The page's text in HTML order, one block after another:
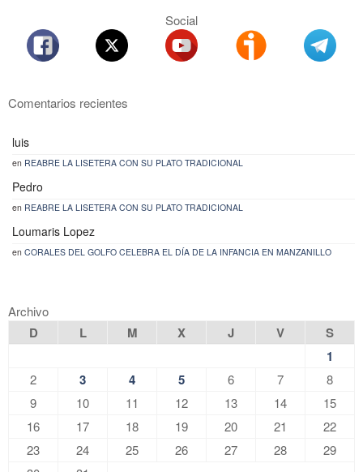
Social
Comentarios recientes
luis
en REABRE LA LISETERA CON SU PLATO TRADICIONAL
Pedro
en REABRE LA LISETERA CON SU PLATO TRADICIONAL
Loumaris Lopez
en CORALES DEL GOLFO CELEBRA EL DÍA DE LA INFANCIA EN MANZANILLO
Archivo
D L M X J V
S
1
2 3 4 5 6 7
8
9
10 11 12 13 14
15
16
17 18 19 20 21
22
23
24 25 26 27 28
29